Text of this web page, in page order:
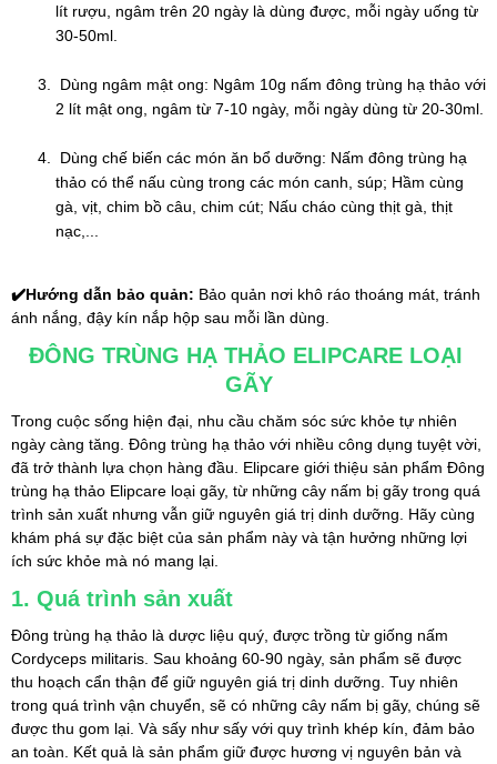
lít rượu, ngâm trên 20 ngày là dùng được, mỗi ngày uống từ
30-50ml.
Dùng ngâm mật ong: Ngâm 10g nấm đông trùng hạ thảo với
2 lít mật ong, ngâm từ 7-10 ngày, mỗi ngày dùng từ 20-30ml.
Dùng chế biến các món ăn bổ dưỡng: Nấm đông trùng hạ
thảo có thể nấu cùng trong các món canh, súp; Hầm cùng
gà, vịt, chim bồ câu, chim cút; Nấu cháo cùng thịt gà, thịt
nạc,...
✔️Hướng dẫn bảo quản: Bảo quản nơi khô ráo thoáng mát, tránh
ánh nắng, đậy kín nắp hộp sau mỗi lần dùng.
ĐÔNG TRÙNG HẠ THẢO ELIPCARE LOẠI
GÃY
Trong cuộc sống hiện đại, nhu cầu chăm sóc sức khỏe tự nhiên
ngày càng tăng. Đông trùng hạ thảo với nhiều công dụng tuyệt vời,
đã trở thành lựa chọn hàng đầu. Elipcare giới thiệu sản phẩm Đông
trùng hạ thảo Elipcare loại gãy, từ những cây nấm bị gãy trong quá
trình sản xuất nhưng vẫn giữ nguyên giá trị dinh dưỡng. Hãy cùng
khám phá sự đặc biệt của sản phẩm này và tận hưởng những lợi
ích sức khỏe mà nó mang lại.
1. Quá trình sản xuất
Đông trùng hạ thảo là dược liệu quý, được trồng từ giống nấm
Cordyceps militaris. Sau khoảng 60-90 ngày, sản phẩm sẽ được
thu hoạch cẩn thận để giữ nguyên giá trị dinh dưỡng. Tuy nhiên
trong quá trình vận chuyển, sẽ có những cây nấm bị gãy, chúng sẽ
được thu gom lại. Và sấy như sấy với quy trình khép kín, đảm bảo
an toàn. Kết quả là sản phẩm giữ được hương vị nguyên bản và